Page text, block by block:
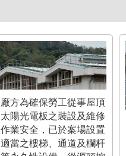
廠方為確保勞工從事屋頂
太陽光電板之裝設及維修
作業安全，已於案場設置
適當之樓梯、通道及欄杆